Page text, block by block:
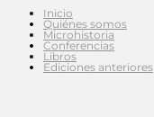
Inicio
Quiénes somos
Microhistoria
Conferencias
Libros
Ediciones anteriores